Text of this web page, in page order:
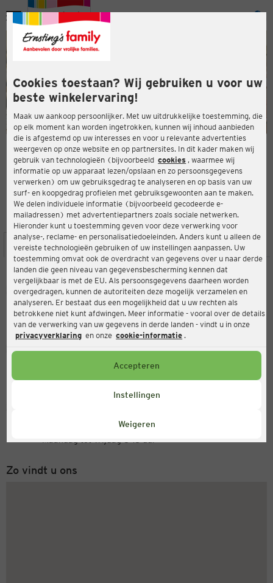
Cookies toestaan? Wij gebruiken u voor uw
beste winkelervaring!
Maak uw aankoop persoonlijker. Met uw uitdrukkelijke toestemming, die
op elk moment kan worden ingetrokken, kunnen wij inhoud aanbieden
die is afgestemd op uw interesses en voor u relevante advertenties
weergeven op onze website en op partnersites. In dit kader maken wij
gebruik van technologieën (bijvoorbeeld cookies , waarmee wij
informatie op uw apparaat lezen/opslaan en zo persoonsgegevens
verwerken) om uw gebruiksgedrag te analyseren en op basis van uw
surf- en koopgedrag profielen met gebruiksgewoonten aan te maken.
We delen individuele informatie (bijvoorbeeld gecodeerde e-
mailadressen) met advertentiepartners zoals sociale netwerken.
Hieronder kunt u toestemming geven voor deze verwerking voor
analyse-, reclame- en personalisatiedoeleinden. Anders kunt u alleen de
vereiste technologieën gebruiken of uw instellingen aanpassen. Uw
toestemming omvat ook de overdracht van gegevens over u naar derde
landen die geen niveau van gegevensbescherming kennen dat
vergelijkbaar is met de EU. Als persoonsgegevens daarheen worden
overgedragen, kunnen de autoriteiten deze mogelijk verzamelen en
analyseren. Er bestaat dus een mogelijkheid dat u uw rechten als
betrokkene niet kunt afdwingen. Meer informatie - vooral over de details
van de verwerking van uw gegevens in derde landen - vindt u in onze
privacyverklaring en onze cookie-informatie .
Accepteren
Instellingen
Weigeren
Menu
ERNSTING'S FAMILY-WINKEL
Obere Wiesen 1
78549 Spaichingen
3,0
Beoordeling:
LOCATIE SERVICES ASSORTIMENT ACTIES
Ernsting's family
Obere Wiesen 1, 78549 Spaichingen
Open
Openingstijden vandaag:
+31 (0) 543 20 50 15
Zo vindt u ons